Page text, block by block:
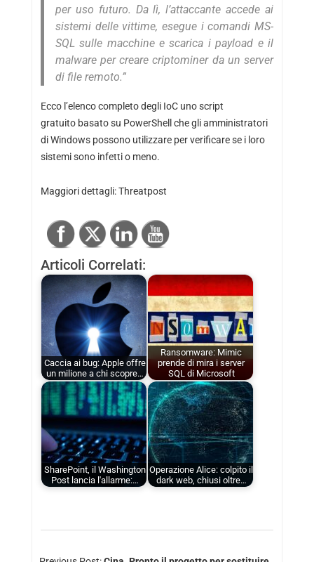
per uso futuro. Da lì, l’attaccante accede ai
sistemi delle vittime, esegue i comandi MS-
SQL sulle macchine e scarica i payload e il
malware per creare criptominer da un server
di file remoto.”
Ecco l’elenco completo degli IoCunoscript
gratuito basato su PowerShell che gli amministratori
di Windows possono utilizzare per verificare se i loro
sistemi sono infetti o meno.
Maggiori dettagli:Threatpost
Articoli Correlati:
Caccia ai bug: Apple offre
un milione a chi scopre…
Ransomware: Mimic
prende di mira i server
SQL di Microsoft
SharePoint, il Washington
Post lancia l'allarme:…
Operazione Alice: colpito il
dark web, chiusi oltre…